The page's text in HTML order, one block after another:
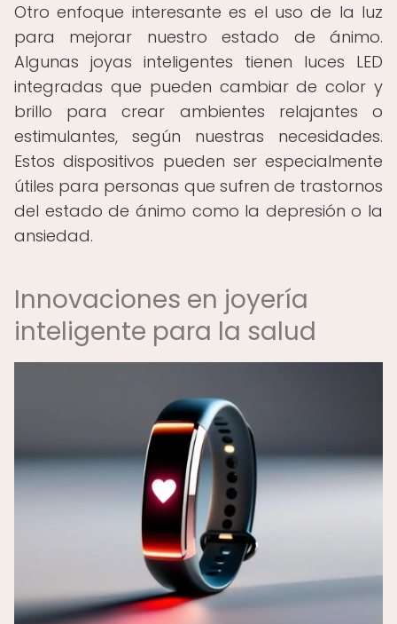
Otro enfoque interesante es el uso de la luz
para mejorar nuestro estado de ánimo.
Algunas joyas inteligentes tienen luces LED
integradas que pueden cambiar de color y
brillo para crear ambientes relajantes o
estimulantes, según nuestras necesidades.
Estos dispositivos pueden ser especialmente
útiles para personas que sufren de trastornos
del estado de ánimo como la depresión o la
ansiedad.
Innovaciones en joyería
inteligente para la salud